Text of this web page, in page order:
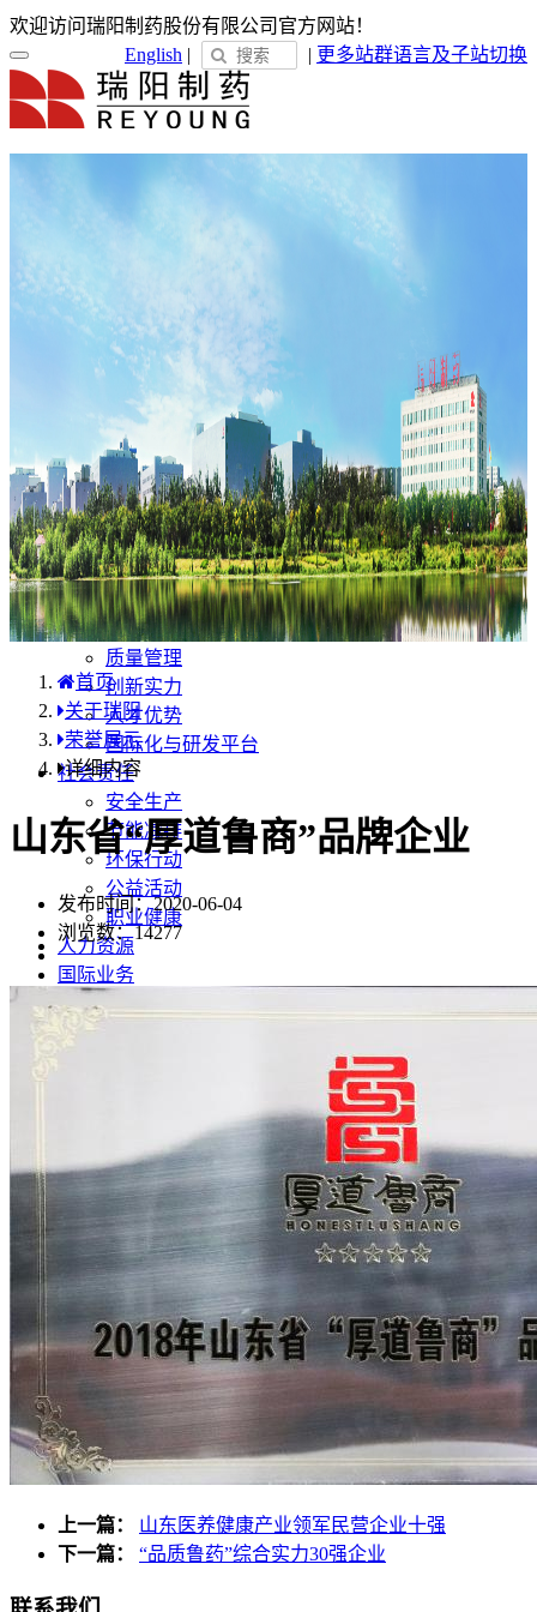
欢迎访问瑞阳制药股份有限公司官方网站！
语言及子站切换
English | | 更多站群
关于瑞阳
瑞阳简介
企业文化
新闻中心
瑞阳动态
通知公告
媒体聚焦
员工天地
企业电子报
产品服务
产品中心
国内分布
学术合规
企业优势
质量管理
创新实力
人才优势
国际化与研发平台
社会责任
安全生产
节能减排
环保行动
公益活动
职业健康
人力资源
国际业务
药品安全
药品说明书安全项修订告知
首页
关于瑞阳
荣誉展示
详细内容
山东省“厚道鲁商”品牌企业
发布时间：2020-06-04
浏览数：14277
上一篇：
山东医养健康产业领军民营企业十强
下一篇：
“品质鲁药”综合实力30强企业